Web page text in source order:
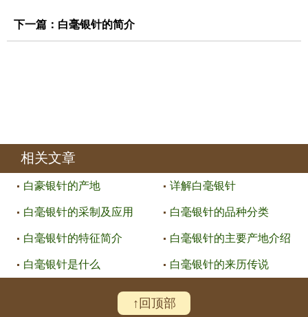
下一篇： 白毫银针的简介
相关文章
白豪银针的产地 详解白毫银针
白毫银针的采制及应用 白毫银针的品种分类
白毫银针的特征简介 白毫银针的主要产地介绍
白毫银针是什么 白毫银针的来历传说
↑回顶部